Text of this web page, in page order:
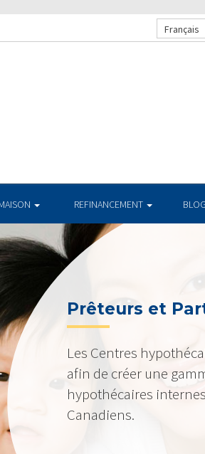
Français
REFINANCEMENT
Prêteurs et
Les Centres
afin de créer une
hypothécaires
Canadiens.